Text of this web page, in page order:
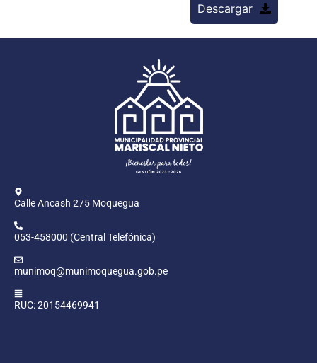
Descargar
Calle Ancash 275 Moquegua
053-458000 (Central Telefónica)
munimoq@munimoquegua.gob.pe
RUC: 20154469941